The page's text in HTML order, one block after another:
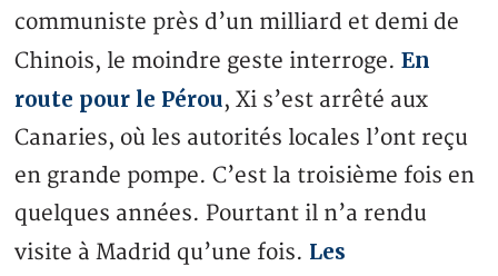
communiste près d’un milliard et demi de
Chinois, le moindre geste interroge.En
route pour le Pérou, Xi s’est arrêté aux
Canaries, où les autorités locales l’ont reçu
en grande pompe. C’est la troisième fois en
quelques années. Pourtant il n’a rendu
visite à Madrid qu’une fois. Les